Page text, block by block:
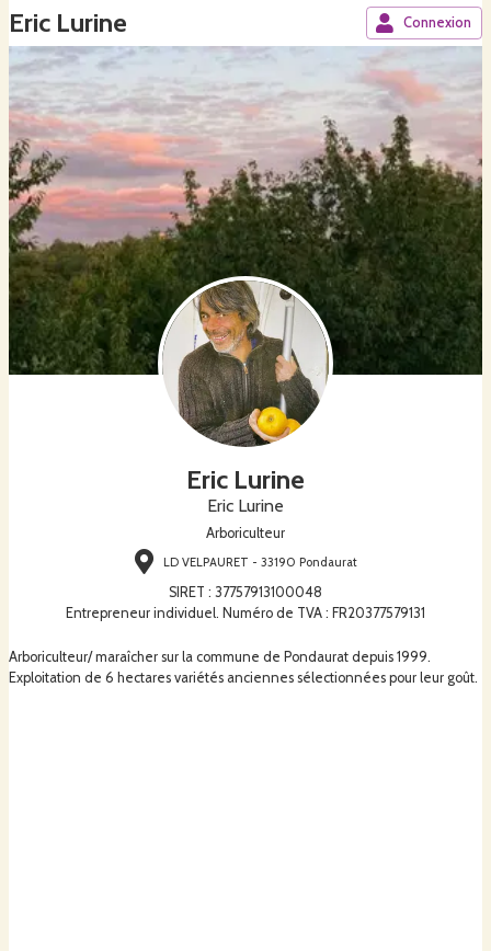
Eric Lurine Connexion
Eric Lurine
Eric Lurine
Arboriculteur
LD VELPAURET - 33190 Pondaurat
SIRET : 37757913100048
Entrepreneur individuel. Numéro de TVA : FR20377579131
Arboriculteur/ maraîcher sur la commune de Pondaurat depuis 1999.
Exploitation de 6 hectares variétés anciennes sélectionnées pour leur goût.